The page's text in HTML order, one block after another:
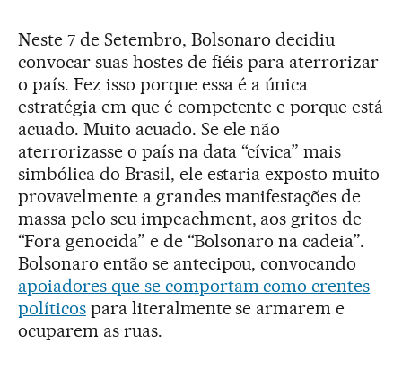
Neste 7 de Setembro, Bolsonaro decidiu
convocar suas hostes de fiéis para aterrorizar
o país. Fez isso porque essa é a única
estratégia em que é competente e porque está
acuado. Muito acuado. Se ele não
aterrorizasse o país na data “cívica” mais
simbólica do Brasil, ele estaria exposto muito
provavelmente a grandes manifestações de
massa pelo seu impeachment, aos gritos de
“Fora genocida” e de “Bolsonaro na cadeia”.
Bolsonaro então se antecipou, convocando
apoiadores que se comportam como crentes
políticospara literalmente se armarem e
ocuparem as ruas.